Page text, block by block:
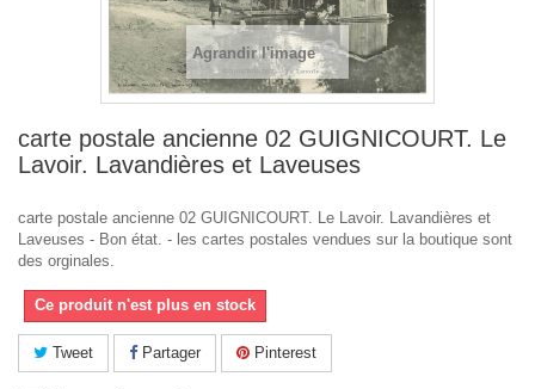
Agrandir l'image
carte postale ancienne 02 GUIGNICOURT. Le
Lavoir. Lavandières et Laveuses
carte postale ancienne 02 GUIGNICOURT. Le Lavoir. Lavandières et
Laveuses - Bon état. - les cartes postales vendues sur la boutique sont
des orginales.
Ce produit n'est plus en stock
Tweet Partager Pinterest